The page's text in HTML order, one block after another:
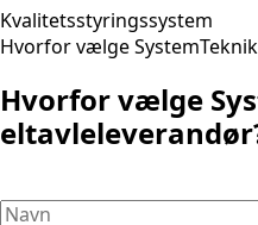
Kvalitetsstyringssystem
Hvorfor vælge
Hvorfor vælge